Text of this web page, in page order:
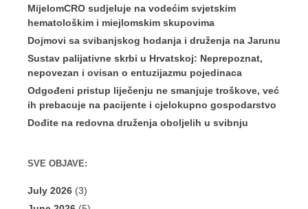
MijelomCRO sudjeluje na vodećim svjetskim
hematološkim i miejlomskim skupovima
Dojmovi sa svibanjskog hodanja i druženja na Jarunu
Sustav palijativne skrbi u Hrvatskoj: Neprepoznat,
nepovezan i ovisan o entuzijazmu pojedinaca
Odgođeni pristup liječenju ne smanjuje troškove, već
ih prebacuje na pacijente i cjelokupno gospodarstvo
Dođite na redovna druženja oboljelih u svibnju
SVE OBJAVE:
July 2026 (3)